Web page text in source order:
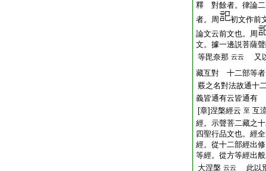
釋 對餘者。律論
者。周
初文作前
論文云前文也。周
文。據一邊説菩薩
等毘奈那 云云
又
藏互對 十二部等者
覈之名對法故通十
義皆通有云皆通有
[章]涅槃經云 至 互
經。示聲菩二藏之
四聖行品文也。經
經。從十二部經出
等經。從方等經出
大涅槃 云云
此以